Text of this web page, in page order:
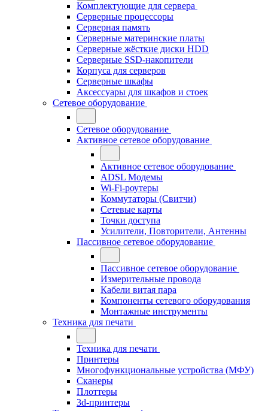
Комплектующие для сервера
Серверные процессоры
Серверная память
Серверные материнские платы
Серверные жёсткие диски HDD
Серверные SSD-накопители
Корпуса для серверов
Серверные шкафы
Аксессуары для шкафов и стоек
Сетевое оборудование
Сетевое оборудование
Активное сетевое оборудование
Активное сетевое оборудование
ADSL Модемы
Wi-Fi-роутеры
Коммутаторы (Свитчи)
Сетевые карты
Точки доступа
Усилители, Повторители, Антенны
Пассивное сетевое оборудование
Пассивное сетевое оборудование
Измерительные провода
Кабели витая пара
Компоненты сетевого оборудования
Монтажные инструменты
Техника для печати
Техника для печати
Принтеры
Многофункциональные устройства (МФУ)
Сканеры
Плоттеры
3d-принтеры